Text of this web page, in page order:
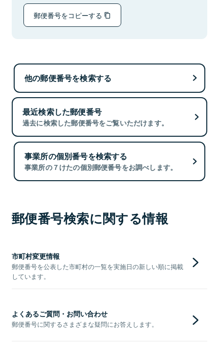
郵便番号をコピーする
他の郵便番号を検索する
最近検索した郵便番号
過去に検索した郵便番号をご覧いただけます。
事業所の個別番号を検索する
事業所の７けたの個別郵便番号をお調べします。
郵便番号検索に関する情報
市町村変更情報
郵便番号を公表した市町村の一覧を実施日の新しい順に掲載
しています。
よくあるご質問・お問い合わせ
郵便番号に関するさまざまな疑問にお答えします。